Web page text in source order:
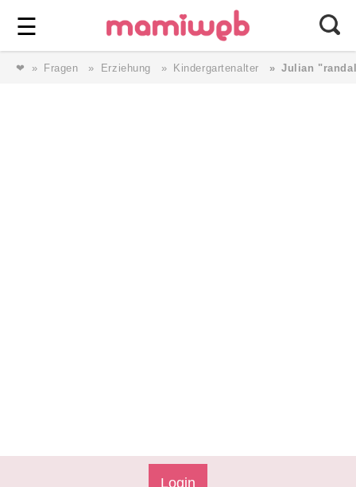
☰ ⎯ Wir lieben Familie ⎯
❤ Fragen Erziehung Kindergartenalter Julian
Login